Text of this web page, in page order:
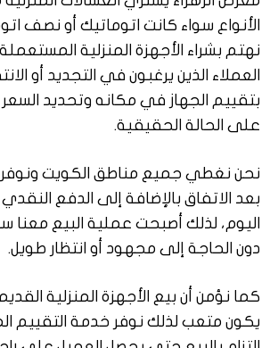
الأنواع سواء كانت اتوماتيك أو نصف
نهتم بشراء الأجهزة المنزلية
العملاء الذين يرغبون في التجديد أو
بتقييم الجهاز في مكانه وتحديد السعر
على الحالة الحقيقية.
نحن نغطي جميع مناطق الكويت ونوفر
بعد الاتفاق بالإضافة إلى الدفع
اليوم، لذلك أصبحت عملية البيع معنا
دون الحاجة إلى مجهود أو انتظار طويل.
كما نؤمن أن بيع الأجهزة المنزلية
يكون متعب لذلك نوفر خدمة التقييم